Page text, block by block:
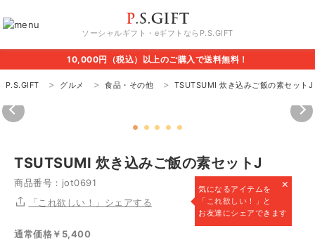
ソーシャルギフト・eギフトならP.S.GIFT
10,000円（税込）以上のご購入で送料無料！
P.S.GIFT グルメ 食品・その他 TSUTSUMI 炊き込みご飯の素セットJ
TSUTSUMI 炊き込みご飯の素セットJ
商品番号：jot0691 ×
気になるアイテムを
「これ欲しい！」と
お友達にシェアできます
「これ欲しい！」シェアする
通常価格￥5,400